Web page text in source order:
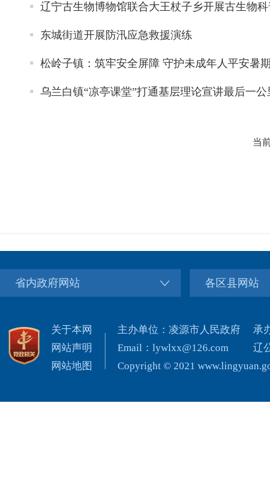
辽宁古生物博物馆联合大王杖子乡开展古生物
东城街道开展防汛应急救援演练
松岭子镇：筑牢安全屏障 守护未成年人平安暑
乌兰白镇“凉亭课堂”打通基层理论宣讲最后一公
当
省内政府网站 各区县网站
关于本网
网站声明
网站地图
主办单位：凌源市人民政府
Email：lywlxx@126.com
Copyright © 2021
承
辽